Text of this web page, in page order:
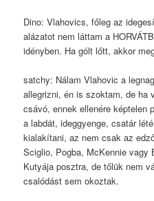
Dino: Vlahovics, főleg az
alázatot nem láttam a
idényben. Ha gólt lőtt, akkor
satchy: Nálam Vlahovic a
allegrizni, én is szoktam, de ha
csávó, ennek ellenére képtelen
a labdát, ideggyenge, csatár
kialakítani, az nem csak az
Sciglio, Pogba, McKennie
Kutyája posztra, de tőlük nem
csalódást sem okoztak.